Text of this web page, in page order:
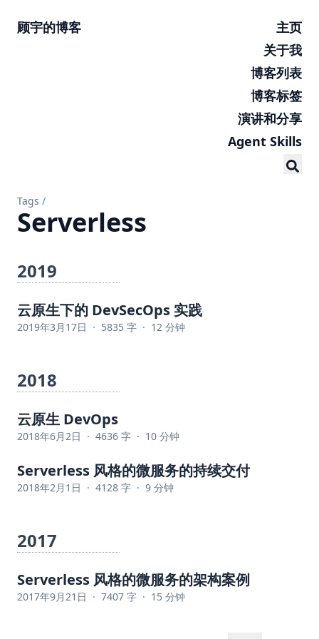
顾宇的博客
主页
关于我
博客列表
博客标签
演讲和分享
Agent Skills
Tags /
Serverless
2019
云原生下的 DevSecOps 实践
2019年3月17日 · 5835 字 · 12 分钟
2018
云原生 DevOps
2018年6月2日 · 4636 字 · 10 分钟
Serverless 风格的微服务的持续交付
2018年2月1日 · 4128 字 · 9 分钟
2017
Serverless 风格的微服务的架构案例
2017年9月21日 · 7407 字 · 15 分钟